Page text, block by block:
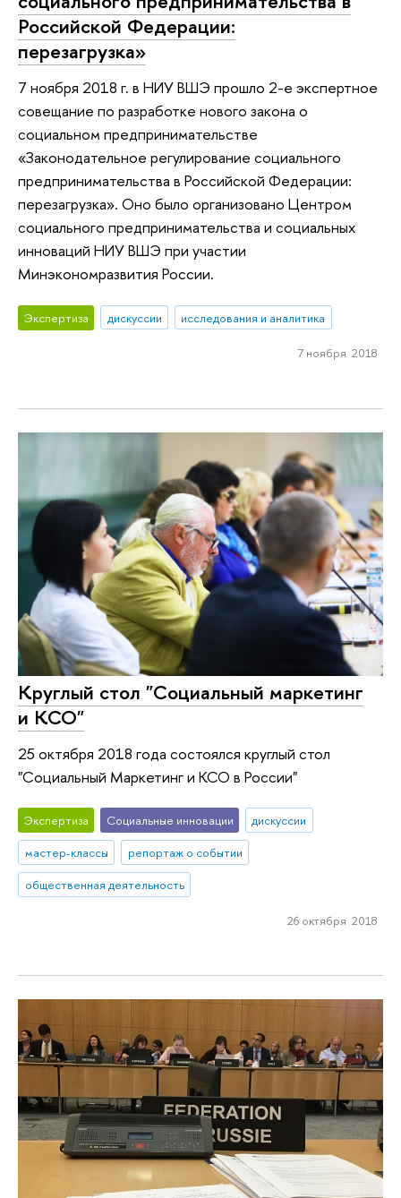
Российской Федерации:
перезагрузка»
7 ноября 2018 г. в НИУ ВШЭ прошло 2-е экспертное
совещание по разработке нового закона о
социальном предпринимательстве
«Законодательное регулирование социального
предпринимательства в Российской Федерации:
перезагрузка». Оно было организовано Центром
социального предпринимательства и социальных
инноваций НИУ ВШЭ при участии
Минэкономразвития России.
Экспертиза дискуссии исследования и аналитика
7 ноября 2018
Круглый стол "Социальный маркетинг
и КСО"
25 октября 2018 года состоялся круглый стол
"Социальный Маркетинг и КСО в России"
Экспертиза Социальные инновации
дискуссии
мастер-классы
репортаж о событии
общественная деятельность
26 октября 2018